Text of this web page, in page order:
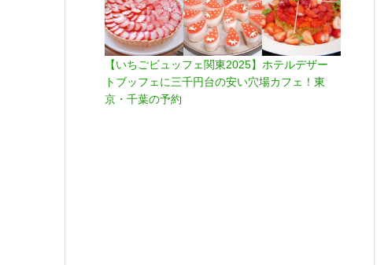
【いちごビュッフェ関東2025】ホテルデザー
トブッフェに三千円台の安い穴場カフェ！東
京・千葉の予約